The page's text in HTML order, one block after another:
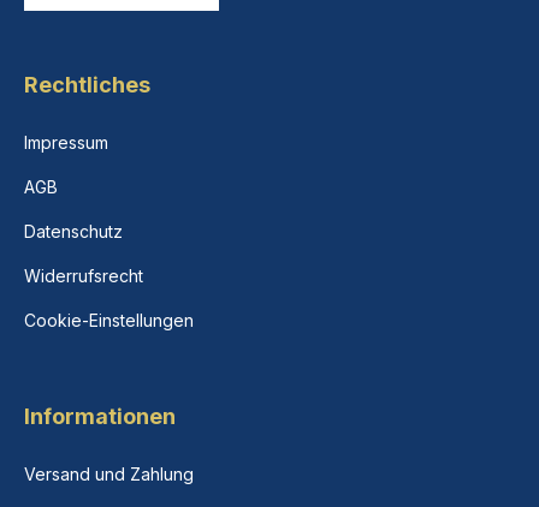
Rechtliches
Impressum
AGB
Datenschutz
Widerrufsrecht
Cookie-Einstellungen
Informationen
Versand und Zahlung